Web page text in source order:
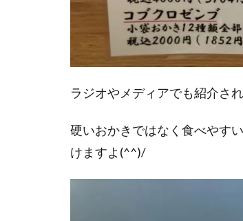
ラジオやメディアでも紹介さ
硬いおかきではなく食べやす
けますよ(^^)/